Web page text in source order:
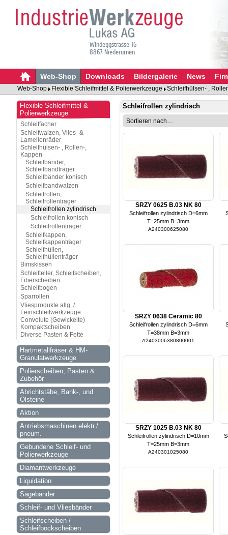
Windeggstrasse 16
8867 Niederurnen
Web-Shop Downloads Bildergalerie News
Web-Shop Flexible Schleifmittel & Polierwerkzeuge Schleifhülsen- ,
Flexible Schleifmittel &
Polierwerkzeuge
Schleiffächer
Schleifwalzen, Vlies- &
Lamellenräder
Schleifhülsen- , Rollen-,
Kappen
Schleifbänder,
Schleifbandträger
Schleifbänder konisch
Schleifbandwalzen
Schleifrollen,
Schleifrollenträger
Schleifrollen zylindrisch
Schleifrollen konisch
Schleifrollenträger
Schleifkappen,
Schleifkappenträger
Schleifhüllen,
Schleifhüllenträger
Bimskissen
Schleifteller, Schleifscheiben,
Fiberscheiben
Schleifbogen
Sparrollen
Vliesprodukte allg. /
Feinschleifwerkzeuge
Convolute (Gewickelte)
Kompaktscheiben
Diverse Pasten & Fette
Hartmetallfräser & HM-
Granulatwerkzeuge
Polierscheiben, Pasten &
Zubehör
Abrichtstäbe, Bank-, und
Ölsteine
Aktion
Antriebsmaschinen elektr./
pneum.
Gebundene Schleif- und
Polierwerkzeuge
Diamantwerkzeuge
Liquidation
Sägebänder
Schleif- und Vliesbänder
Schleifscheiben /
Schleifbockscheiben
Schleifrollen zylindrisch
SRZY 0625 B.03 NK 80
Schleifrollen zylindrisch D=6mm
T=25mm B=3mm
A240300625080
SRZY 0638 Ceramic 80
Schleifrollen zylindrisch D=6mm
T=38mm B=3mm
A2403006380800001
SRZY 1025 B.03 NK 80
Schleifrollen zylindrisch D=10mm
T=25mm B=3mm
A240301025080